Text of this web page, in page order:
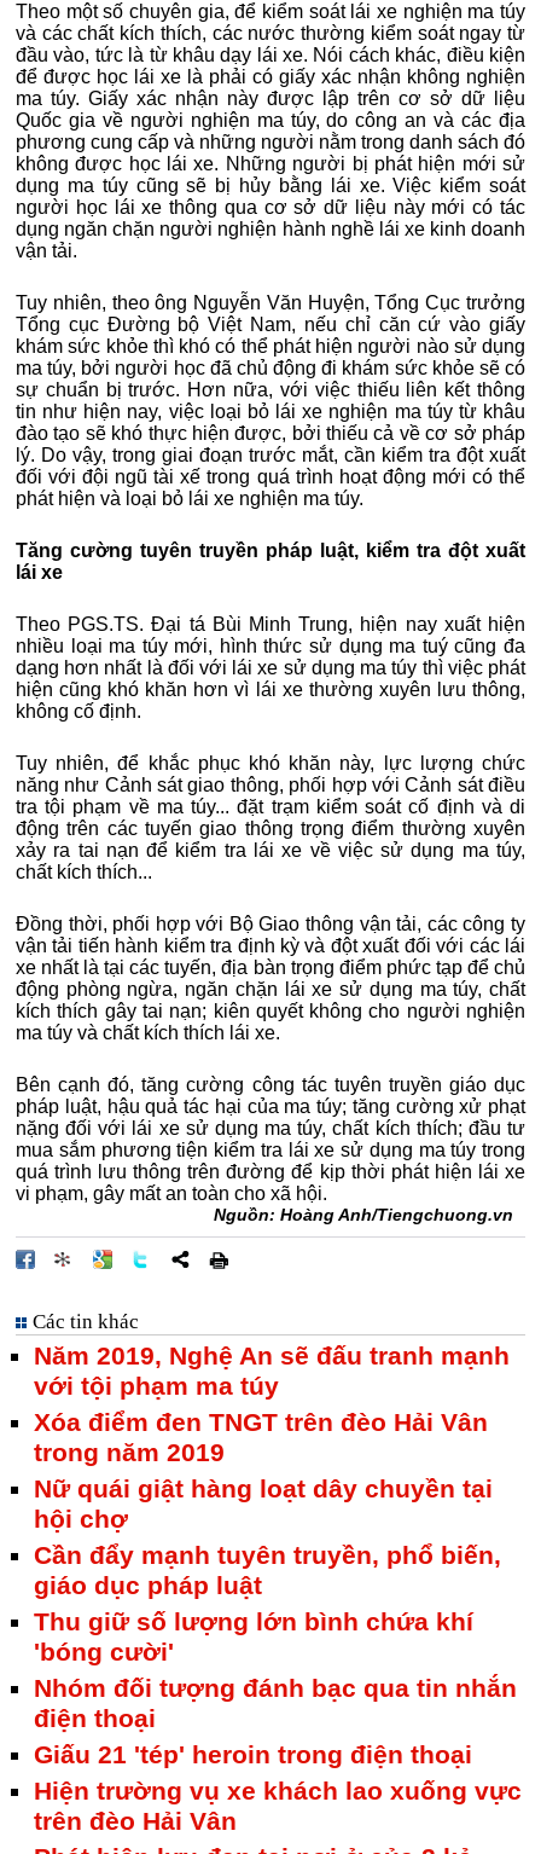
Theo một số chuyên gia, để kiểm soát lái xe nghiện ma túy
và các chất kích thích, các nước thường kiểm soát ngay từ
đầu vào, tức là từ khâu dạy lái xe. Nói cách khác, điều kiện
để được học lái xe là phải có giấy xác nhận không nghiện
ma túy. Giấy xác nhận này được lập trên cơ sở dữ liệu
Quốc gia về người nghiện ma túy, do công an và các địa
phương cung cấp và những người nằm trong danh sách đó
không được học lái xe. Những người bị phát hiện mới sử
dụng ma túy cũng sẽ bị hủy bằng lái xe. Việc kiểm soát
người học lái xe thông qua cơ sở dữ liệu này mới có tác
dụng ngăn chặn người nghiện hành nghề lái xe kinh doanh
vận tải.
Tuy nhiên, theo ông Nguyễn Văn Huyện, Tổng Cục trưởng
Tổng cục Đường bộ Việt Nam, nếu chỉ căn cứ vào giấy
khám sức khỏe thì khó có thể phát hiện người nào sử dụng
ma túy, bởi người học đã chủ động đi khám sức khỏe sẽ có
sự chuẩn bị trước. Hơn nữa, với việc thiếu liên kết thông
tin như hiện nay, việc loại bỏ lái xe nghiện ma túy từ khâu
đào tạo sẽ khó thực hiện được, bởi thiếu cả về cơ sở pháp
lý. Do vậy, trong giai đoạn trước mắt, cần kiểm tra đột xuất
đối với đội ngũ tài xế trong quá trình hoạt động mới có thể
phát hiện và loại bỏ lái xe nghiện ma túy.
Tăng cường tuyên truyền pháp luật, kiểm tra đột xuất
lái xe
Theo PGS.TS. Đại tá Bùi Minh Trung, hiện nay xuất hiện
nhiều loại ma túy mới, hình thức sử dụng ma tuý cũng đa
dạng hơn nhất là đối với lái xe sử dụng ma túy thì việc phát
hiện cũng khó khăn hơn vì lái xe thường xuyên lưu thông,
không cố định.
Tuy nhiên, để khắc phục khó khăn này, lực lượng chức
năng như Cảnh sát giao thông, phối hợp với Cảnh sát điều
tra tội phạm về ma túy... đặt trạm kiểm soát cố định và di
động trên các tuyến giao thông trọng điểm thường xuyên
xảy ra tai nạn để kiểm tra lái xe về việc sử dụng ma túy,
chất kích thích...
Đồng thời, phối hợp với Bộ Giao thông vận tải, các công ty
vận tải tiến hành kiểm tra định kỳ và đột xuất đối với các lái
xe nhất là tại các tuyến, địa bàn trọng điểm phức tạp để chủ
động phòng ngừa, ngăn chặn lái xe sử dụng ma túy, chất
kích thích gây tai nạn; kiên quyết không cho người nghiện
ma túy và chất kích thích lái xe.
Bên cạnh đó, tăng cường công tác tuyên truyền giáo dục
pháp luật, hậu quả tác hại của ma túy; tăng cường xử phạt
nặng đối với lái xe sử dụng ma túy, chất kích thích; đầu tư
mua sắm phương tiện kiểm tra lái xe sử dụng ma túy trong
quá trình lưu thông trên đường để kịp thời phát hiện lái xe
vi phạm, gây mất an toàn cho xã hội.
Nguồn: Hoàng Anh/Tiengchuong.vn
Các tin khác
Năm 2019, Nghệ An sẽ đấu tranh mạnh
với tội phạm ma túy
Xóa điểm đen TNGT trên đèo Hải Vân
trong năm 2019
Nữ quái giật hàng loạt dây chuyền tại
hội chợ
Cần đẩy mạnh tuyên truyền, phổ biến,
giáo dục pháp luật
Thu giữ số lượng lớn bình chứa khí
'bóng cười'
Nhóm đối tượng đánh bạc qua tin nhắn
điện thoại
Giấu 21 'tép' heroin trong điện thoại
Hiện trường vụ xe khách lao xuống vực
trên đèo Hải Vân